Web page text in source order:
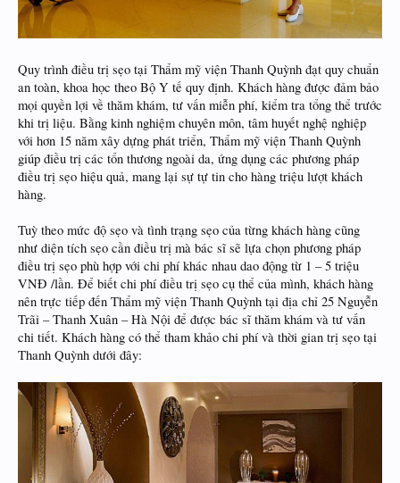
Quy trình điều trị sẹo tại Thẩm mỹ viện Thanh Quỳnh đạt quy chuẩn
an toàn, khoa học theo Bộ Y tế quy định. Khách hàng được đảm bảo
mọi quyền lợi về thăm khám, tư vấn miễn phí, kiểm tra tổng thể trước
khi trị liệu. Bằng kinh nghiệm chuyên môn, tâm huyết nghệ nghiệp
với hơn 15 năm xây dựng phát triển, Thẩm mỹ viện Thanh Quỳnh
giúp điều trị các tổn thương ngoài da, ứng dụng các phương pháp
điều trị sẹo hiệu quả, mang lại sự tự tin cho hàng triệu lượt khách
hàng.
Tuỳ theo mức độ sẹo và tình trạng sẹo của từng khách hàng cũng
như diện tích sẹo cần điều trị mà bác sĩ sẽ lựa chọn phương pháp
điều trị sẹo phù hợp với chi phí khác nhau dao động từ 1 – 5 triệu
VNĐ /lần. Để biết chi phí điều trị sẹo cụ thể của mình, khách hàng
nên trực tiếp đến Thẩm mỹ viện Thanh Quỳnh tại địa chỉ 25 Nguyễn
Trãi – Thanh Xuân – Hà Nội để được bác sĩ thăm khám và tư vấn
chi tiết. Khách hàng có thể tham khảo chi phí và thời gian trị sẹo tại
Thanh Quỳnh dưới đây: